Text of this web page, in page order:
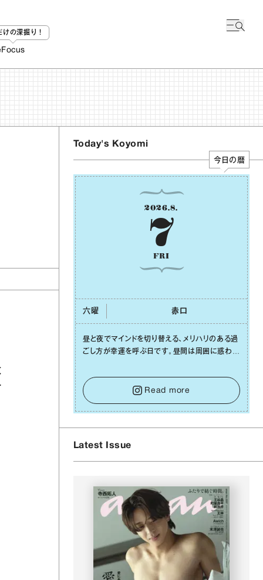
けの深掘り！
Focus
Today's Koyomi
今日の暦
2026.8.
7
FRI
六曜 ⾚⼝
昼と夜でマインドを切り替える、メリハリのある過
ごし⽅が幸運を呼ぶ⽇です。昼間は周囲に惑わさ
をキープして。そして夜は、疲れや寂しさから⽢
い⾔葉に流されないよう、⼼にしっかりブレーキ
をかけること。この意識の切り替えが、あなたに
確かな安⼼感をもたらすはずです。
Read more
Latest Issue